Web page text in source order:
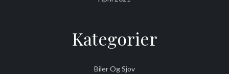
Kategorier
Biler Og Sjov